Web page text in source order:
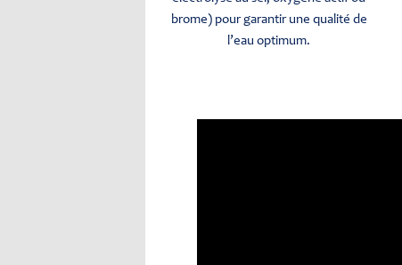
brome) pour garantir une qualité de
l’eau optimum.